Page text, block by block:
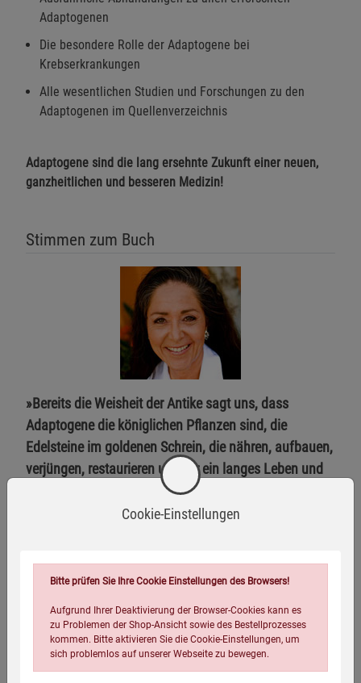
Adaptogenen
Die besondere Rolle der Adaptogene bei
Krebserkrankungen
Alle wesentlichen Studien und Forschungen zu den
Adaptogenen im Quellenverzeichnis
Adaptogene sind die lang ersehnte Zukunft einer neuen,
ganzheitlichen und besseren Medizin!
Stimmen zum Buch
»Bereits die Weisheit der Antike sagt uns, dass
Adaptogene die königlichen Pflanzen sind, die
Edelsteine im goldenen Schrein, die nähren, aufbauen,
verjüngen, restaurieren und für ein langes Leben und
die höchste Lebensqualität sorgen. Es gibt keinen
Besseren als den Meister-Kräuterarzt Donnie Yance,
diese erstaunlichen Heilmittel effektiv anzuwenden.
greifendes, umfangreiches Wissen und langjährige
Erfahrung.«
Nalini Chilkov, Gründerin von Integrative Cancer
Cookie-Einstellungen
Bitte prüfen Sie Ihre Cookie Einstellungen des Browsers!
Aufgrund Ihrer Deaktivierung der Browser-Cookies kann es
zu Problemen der Shop-Ansicht sowie des Bestellprozesses
kommen. Bitte aktivieren Sie die Cookie-Einstellungen, um
sich problemlos auf unserer Webseite zu bewegen.